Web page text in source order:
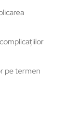
pe termen